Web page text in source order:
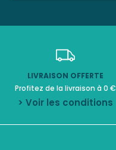
LIVRAISON OFFERTE
Profitez de la livraison à 0 €
> Voir les conditions